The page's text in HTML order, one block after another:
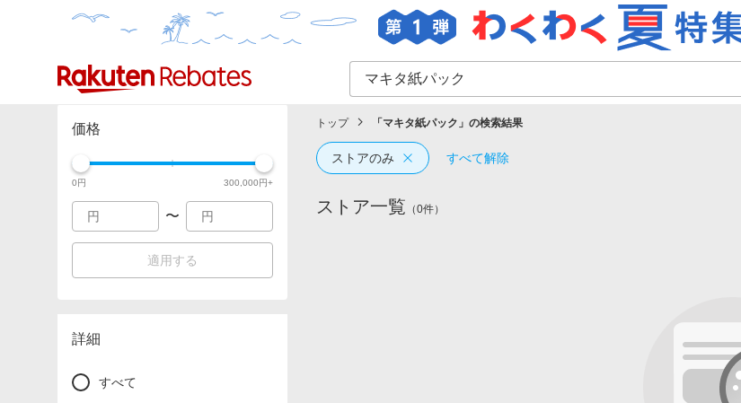
カテゴリー一覧 イベント一覧 ショッピング
価格
0円 300,000円+
〜
適用する
詳細
すべて
トップ 「 マキタ紙パック 」の検索結果
ストアのみ すべて解除
ストア一覧 （0件）